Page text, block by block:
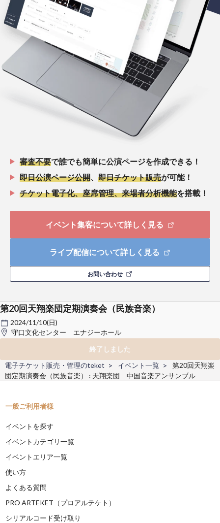
審査不要で誰でも簡単に公演ページを作成できる！
即日公演ページ公開
即日チケット販売が可能！
チケット電子化、座席管理、来場者分析機能を搭載！
イベント集客について詳しく見る
ライブ配信について詳しく見る
お問い合わせ
第20回天翔楽団定期演奏会（民族音楽）
2024/11/10(日)
守口文化センター エナジーホール
終了しました
電子チケット販売・管理のteket
イベント一覧
第20回天翔楽
団定期演奏会（民族音楽） : 天翔楽団 中国音楽アンサンブル
一般ご利用者様
イベントを探す
イベントカテゴリ一覧
イベントエリア一覧
使い方
よくある質問
PRO ARTEKET（プロアルテケト）
シリアルコード受け取り